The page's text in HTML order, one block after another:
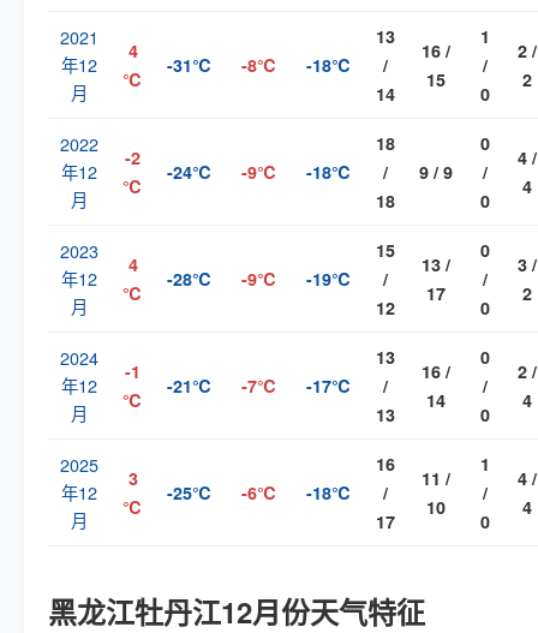
2021
年12
月
4
℃
-31℃ -8℃ -18℃
13
/
14
16 /
15
1
/
0
2 /
2
2022
年12
月
-2
℃
-24℃ -9℃ -18℃
18
/
18
9 / 9
0
/
0
4 /
4
2023
年12
月
4
℃
-28℃ -9℃ -19℃
15
/
12
13 /
17
0
/
0
3 /
2
2024
年12
月
-1
℃
-21℃ -7℃ -17℃
13
/
13
16 /
14
0
/
0
2 /
4
2025
年12
月
3
℃
-25℃ -6℃ -18℃
16
/
17
11 /
10
1
/
0
4 /
4
黑龙江牡丹江12月份天气特征